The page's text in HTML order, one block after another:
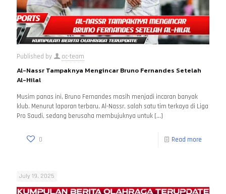
Published by ac-team
Al-Nassr Tampaknya Mengincar Bruno Fernandes Setelah
Al-Hilal
Musim panas ini, Bruno Fernandes masih menjadi incaran banyak
klub. Menurut laporan terbaru, Al-Nassr, salah satu tim terkaya di Liga
Pro Saudi, sedang berusaha membujuknya untuk […]
0 Read more
July 19, 2025